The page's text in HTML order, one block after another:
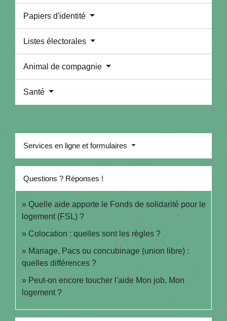
Papiers d'identité
Listes électorales
Animal de compagnie
Santé
Services en ligne et formulaires
Questions ? Réponses !
Quelle aide apporte le Fonds de solidarité pour le
logement (FSL) ?
Colocation : quelles sont les règles ?
Mariage, Pacs ou concubinage (union libre) :
quelles différences ?
Peut-on encore toucher l'aide Mon job, Mon
logement ?